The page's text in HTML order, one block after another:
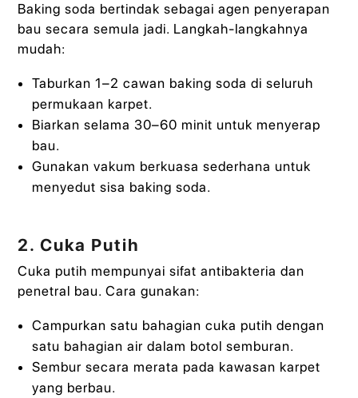
Baking soda bertindak sebagai agen penyerapan
bau secara semula jadi. Langkah-langkahnya
mudah:
Taburkan 1–2 cawan baking soda di seluruh
permukaan karpet.
Biarkan selama 30–60 minit untuk menyerap
bau.
Gunakan vakum berkuasa sederhana untuk
menyedut sisa baking soda.
2. Cuka Putih
Cuka putih mempunyai sifat antibakteria dan
penetral bau. Cara gunakan:
Campurkan satu bahagian cuka putih dengan
satu bahagian air dalam botol semburan.
Sembur secara merata pada kawasan karpet
yang berbau.